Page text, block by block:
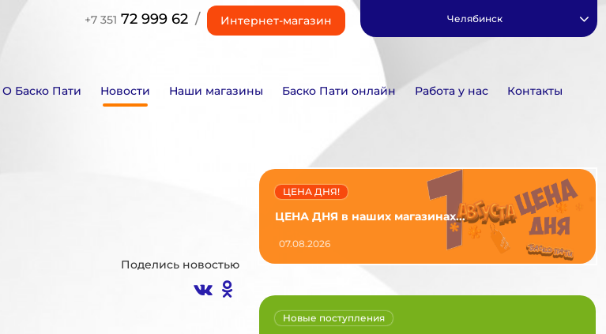
+7 351 72 999 62 / Интернет-магазин Челябинск
О Баско Пати Новости Наши магазины Баско Пати онлайн Работа у нас Контакты
Поделись новостью
ЦЕНА ДНЯ в наших магазинах...
ЦЕНА ДНЯ!
07.08.2026
Новые поступления